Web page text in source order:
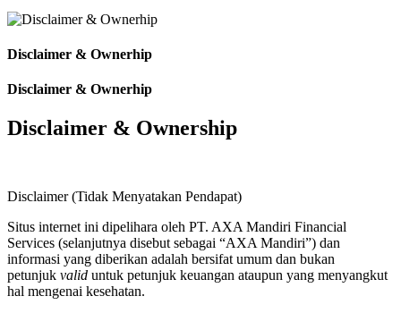
Disclaimer & Ownerhip
Disclaimer & Ownerhip
Disclaimer & Ownership
Disclaimer (Tidak Menyatakan Pendapat)
Situs internet ini dipelihara oleh PT. AXA Mandiri Financial
Services (selanjutnya disebut sebagai “AXA Mandiri”) dan
informasi yang diberikan adalah bersifat umum dan bukan
petunjuk valid untuk petunjuk keuangan ataupun yang menyangkut
hal mengenai kesehatan.